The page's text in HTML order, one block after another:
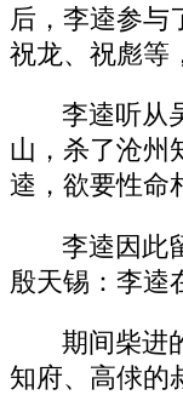
后，李逵参与
祝龙、祝彪等
李逵听从
山，杀了沧州
逵，欲要性命
李逵因此
殷天锡：李逵
期间柴进
知府、高俅的